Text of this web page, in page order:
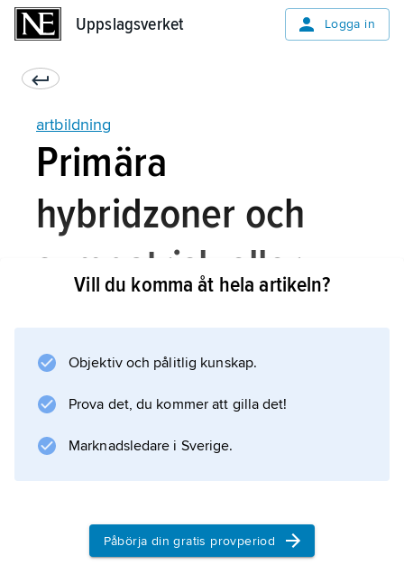
Uppslagsverket Logga in
artbildning
Primära
hybridzoner och
sympatrisk eller
artbildning
Den första typen av artbildning är om en art
fall kommer de olika populationerna, som en
följd av sin lokala anpassning, att utveckla mer
Vill du komma åt hela artikeln?
Objektiv och pålitlig kunskap.
Prova det, du kommer att gilla det!
Marknadsledare i Sverige.
Påbörja din gratis provperiod